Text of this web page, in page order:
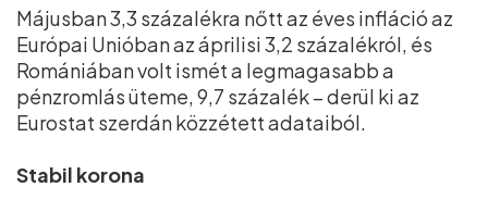
Májusban 3,3 százalékra nőtt az éves infláció az
Európai Unióban az áprilisi 3,2 százalékról, és
Romániában volt ismét a legmagasabb a
pénzromlás üteme, 9,7 százalék – derül ki az
Eurostat szerdán közzétett adataiból.
Stabil korona